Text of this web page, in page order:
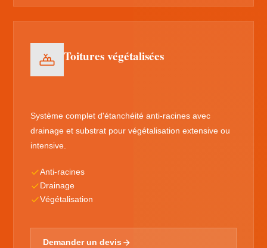
Toitures végétalisées
Système complet d'étanchéité anti-racines avec
drainage et substrat pour végétalisation extensive ou
intensive.
Anti-racines
Drainage
Végétalisation
Demander un devis